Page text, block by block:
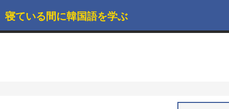
寝ている間に韓国語を学ぶ